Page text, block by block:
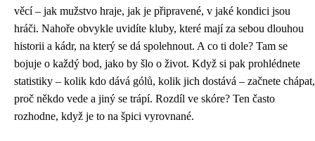
věcí – jak mužstvo hraje, jak je připravené, v jaké kondici jsou
hráči. Nahoře obvykle uvidíte kluby, které mají za sebou dlouhou
historii a kádr, na který se dá spolehnout. A co ti dole? Tam se
bojuje o každý bod, jako by šlo o život. Když si pak prohlédnete
statistiky – kolik kdo dává gólů, kolik jich dostává – začnete chápat,
proč někdo vede a jiný se trápí. Rozdíl ve skóre? Ten často
rozhodne, když je to na špici vyrovnané.